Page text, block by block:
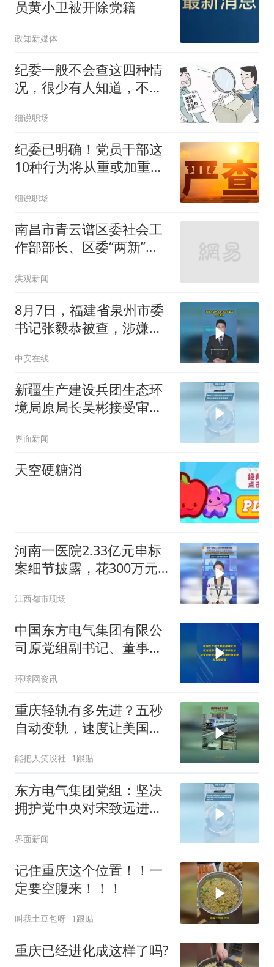
员黄小卫被开除党籍
政知新媒体
纪委一般不会查这四种情
况，很少有人知道，不要
细说职场
纪委已明确！党员干部这
10种行为将从重或加重处
细说职场
南昌市青云谱区委社会工
作部部长、区委“两新”工
和监察调查
洪观新闻
8月7日，福建省泉州市委
书记张毅恭被查，涉嫌严
中安在线
新疆生产建设兵团生态环
境局原局长吴彬接受审查
界面新闻
天空硬糖消
河南一医院2.33亿元串标
案细节披露，花300万元
协商
江西都市现场
中国东方电气集团有限公
司原党组副书记、董事宋
委纪律审查和监察调查
环球网资讯
重庆轻轨有多先进？五秒
自动变轨，速度让美国望
能把人笑没社 1跟贴
东方电气集团党组：坚决
拥护党中央对宋致远进行
定
界面新闻
记住重庆这个位置！！一
定要空腹来！！！
叫我土豆包呀 1跟贴
重庆已经进化成这样了吗?